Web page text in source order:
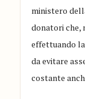
ministero
donatori che,
effettuando
da evitare
costante